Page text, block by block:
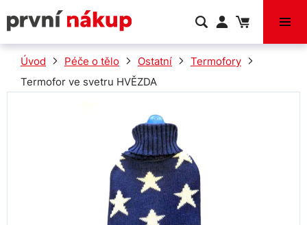
VÝPRODEJ
Úvod Péče o tělo Ostatní
Termofory
Termofor ve svetru HVĚZDA